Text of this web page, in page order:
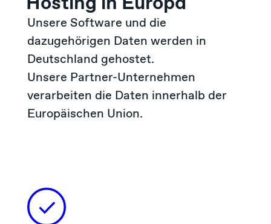
Unsere Software und die
dazugehörigen Daten werden in
Deutschland gehostet.
Unsere Partner-Unternehmen
verarbeiten die Daten innerhalb der
Europäischen Union.